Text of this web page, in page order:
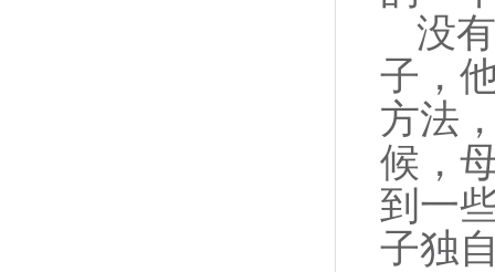
没
子，
方法
候，
到一
子独